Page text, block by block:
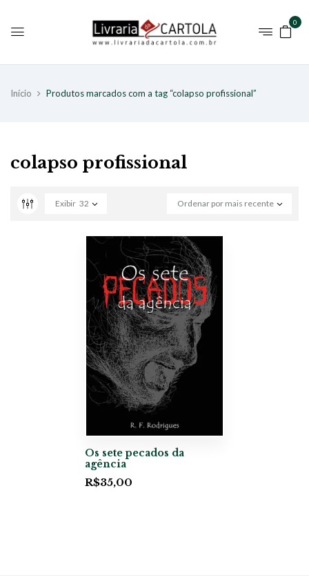
0
Início Produtos marcados com a tag “colapso profissional”
colapso profissional
Ordenar por mais recente
Exibir 32
Os sete pecados da
agência
R$35,00